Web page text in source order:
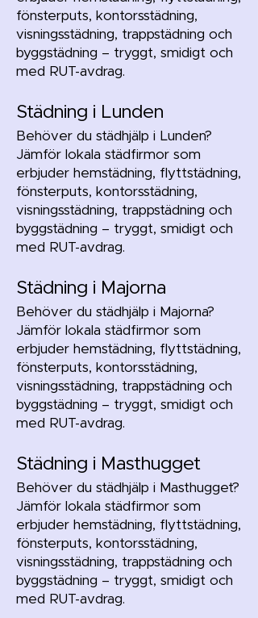
fönsterputs, kontorsstädning,
visningsstädning, trappstädning och
byggstädning – tryggt, smidigt och
med RUT-avdrag.
Städning i Lunden
Behöver du städhjälp i Lunden?
Jämför lokala städfirmor som
erbjuder hemstädning, flyttstädning,
fönsterputs, kontorsstädning,
visningsstädning, trappstädning och
byggstädning – tryggt, smidigt och
med RUT-avdrag.
Städning i Majorna
Behöver du städhjälp i Majorna?
Jämför lokala städfirmor som
erbjuder hemstädning, flyttstädning,
fönsterputs, kontorsstädning,
visningsstädning, trappstädning och
byggstädning – tryggt, smidigt och
med RUT-avdrag.
Städning i Masthugget
Behöver du städhjälp i Masthugget?
Jämför lokala städfirmor som
erbjuder hemstädning, flyttstädning,
fönsterputs, kontorsstädning,
visningsstädning, trappstädning och
byggstädning – tryggt, smidigt och
med RUT-avdrag.